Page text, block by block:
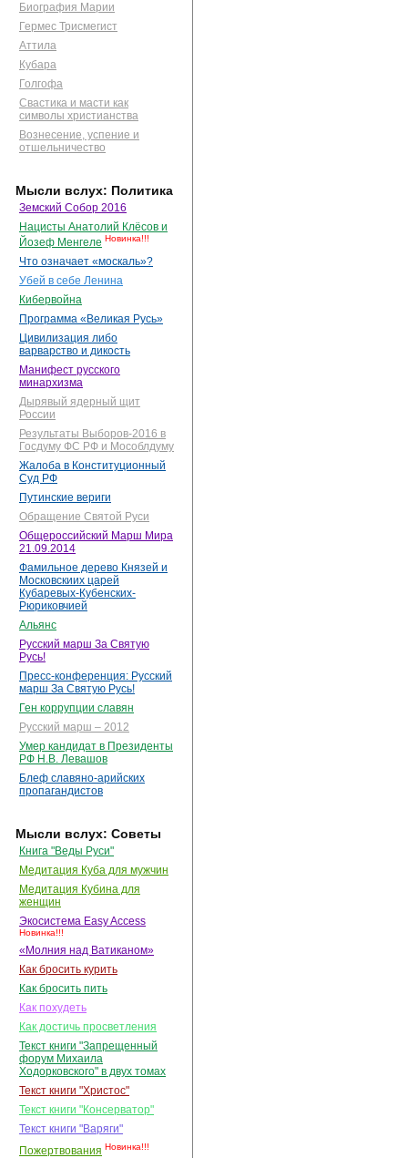
Биография Марии
Гермес Трисмегист
Аттила
Кубара
Голгофа
Свастика и масти как
символы христианства
Вознесение, успение и
отшельничество
Мысли вслух: Политика
Земский Собор 2016
Нацисты Анатолий Клёсов и
Йозеф Менгеле Новинка!!!
Что означает «москаль»?
Убей в себе Ленина
Кибервойна
Программа «Великая Русь»
Цивилизация либо
варварство и дикость
Манифест русского
минархизма
Дырявый ядерный щит
России
Результаты Выборов-2016 в
Госдуму ФС РФ и Мособлдуму
Жалоба в Конституционный
Суд РФ
Путинские вериги
Обращение Святой Руси
Общероссийский Марш Мира
21.09.2014
Фамильное дерево Князей и
Московскиих царей
Кубаревых-Кубенских-
Рюриковчией
Альянс
Русский марш За Святую
Русь!
Пресс-конференция: Русский
марш За Святую Русь!
Ген коррупции славян
Русский марш – 2012
Умер кандидат в Президенты
РФ Н.В. Левашов
Блеф славяно-арийских
пропагандистов
Мысли вслух: Советы
Книга "Веды Руси"
Медитация Куба для мужчин
Медитация Кубина для
женщин
Экосистема Easy Access
Новинка!!!
«Молния над Ватиканом»
Как бросить курить
Как бросить пить
Как похудеть
Как достичь просветления
Текст книги "Запрещенный
форум Михаила
Ходорковского" в двух томах
Текст книги "Христос"
Текст книги "Консерватор"
Текст книги "Варяги"
Пожертвования Новинка!!!